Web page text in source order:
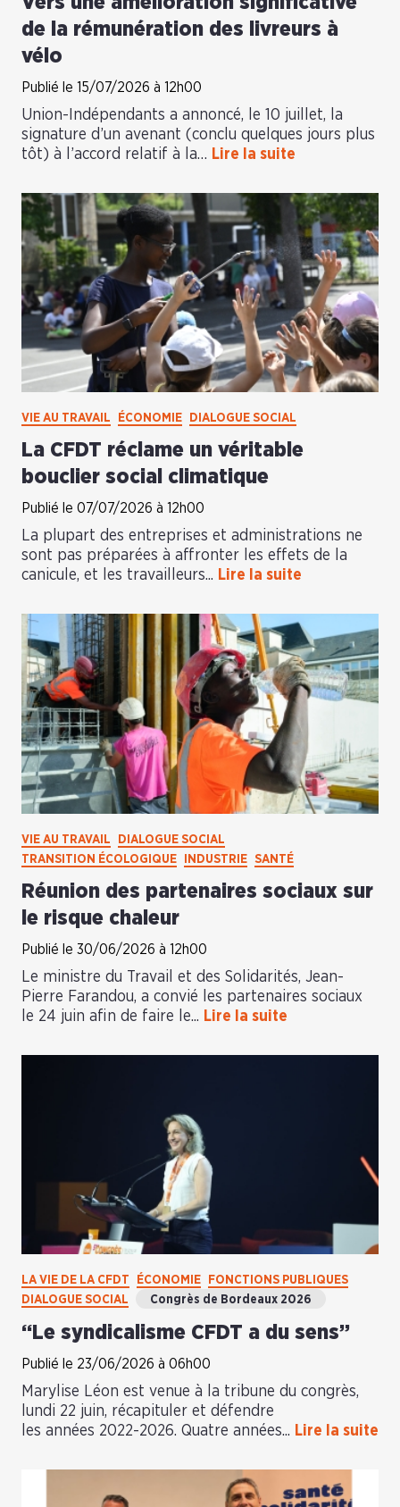
de la rémunération des livreurs à
vélo
Publié le 15/07/2026 à 12h00
Union-Indépendants a annoncé, le 10 juillet, la
signature d’un avenant (conclu quelques jours plus
tôt) à l’accord relatif à la… Lire la suite
VIE AU TRAVAIL ÉCONOMIE DIALOGUE SOCIAL
La CFDT réclame un véritable
bouclier social climatique
Publié le 07/07/2026 à 12h00
La plupart des entreprises et administrations ne
sont pas préparées à affronter les effets de la
canicule, et les travailleurs... Lire la suite
VIE AU TRAVAIL
DIALOGUE SOCIAL
TRANSITION ÉCOLOGIQUE
INDUSTRIE SANTÉ
Réunion des partenaires sociaux sur
le risque chaleur
Publié le 30/06/2026 à 12h00
Le ministre du Travail et des Solidarités, Jean-
Pierre Farandou, a convié les partenaires sociaux
le 24 juin afin de faire le... Lire la suite
LA VIE DE LA CFDT ÉCONOMIE
FONCTIONS PUBLIQUES
DIALOGUE SOCIAL
Congrès de Bordeaux 2026
“Le syndicalisme CFDT a du sens”
Publié le 23/06/2026 à 06h00
Marylise Léon est venue à la tribune du congrès,
lundi 22 juin, récapituler et défendre
les années 2022-2026. Quatre années... Lire la suite